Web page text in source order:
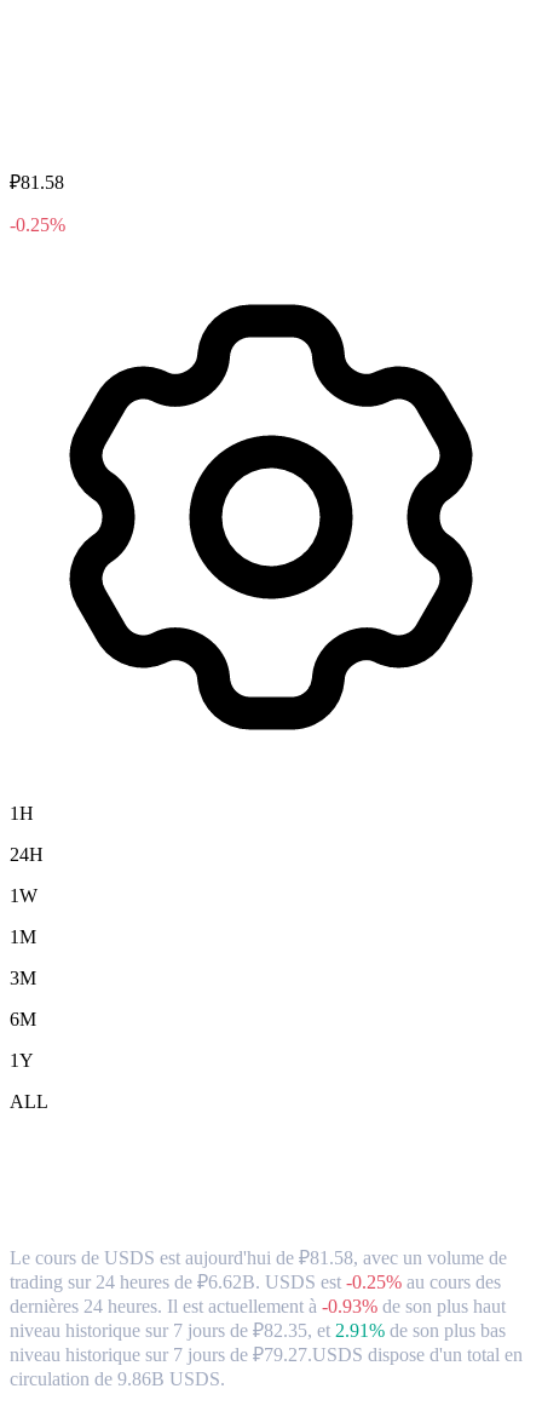
₽81.58
-0.25%
1H
24H
1W
1M
3M
6M
1Y
ALL
Le cours de USDS est aujourd'hui de ₽81.58, avec un volume de
trading sur 24 heures de ₽6.62B. USDS est -0.25% au cours des
dernières 24 heures. Il est actuellement à -0.93% de son plus haut
niveau historique sur 7 jours de ₽82.35, et 2.91% de son plus bas
niveau historique sur 7 jours de ₽79.27.USDS dispose d'un total en
circulation de 9.86B USDS.